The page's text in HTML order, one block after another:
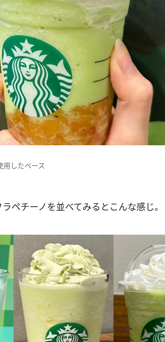
用したベース
ペチーノを並べてみるとこんな感じ。